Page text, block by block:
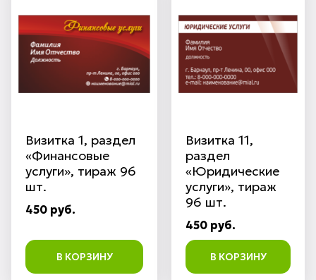
Визитка 1, раздел
«Финансовые
услуги», тираж 96
шт.
450 руб.
В КОРЗИНУ
Визитка 11,
раздел
«Юридические
услуги», тираж
96 шт.
450 руб.
В КОРЗИНУ